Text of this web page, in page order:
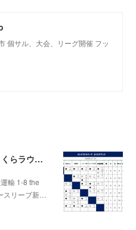
個サル、大会、リーグ開催 フッ
2026/8/8 ロンドミドルリーグさくらラウンド第5.6節
輸 1-8 the
リーブ新…